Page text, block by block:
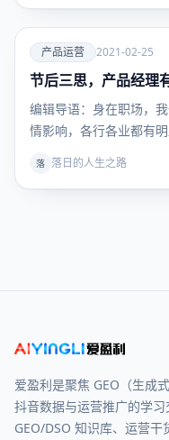
爱
产品运
营
产品运营 2021-02-25
节后三思，产品经理
编辑导语：身在职场，
情影响，各行各业都有
落 落日的人生之路
爱盈利是聚焦 GEO（生成
抖音数据与运营推广的学
GEO/DSO 知识库、运营